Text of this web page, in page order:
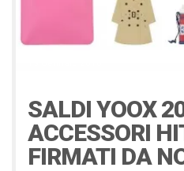
SALDI YOOX
ACCESSORI
FIRMATI DA